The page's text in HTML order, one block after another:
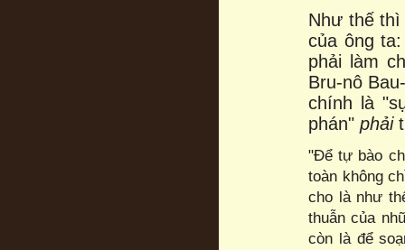
Như thế thì
của ông
phải làm
Bru-nô
chính là
phán" phải
"Để tự bào
toàn không
cho là như
thuẫn của
còn là để